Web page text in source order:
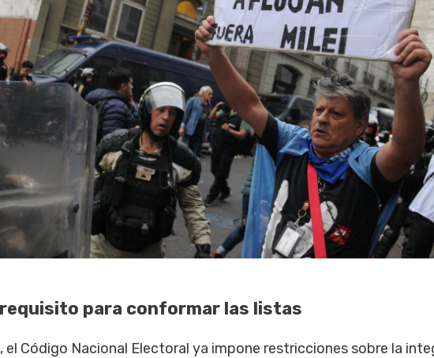
requisito para conformar las listas
Código Nacional Electoral ya impone restricciones sobre la